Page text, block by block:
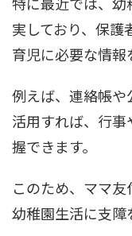
実しており、保護
育児に必要な情報
例えば、連絡帳や
活用すれば、行
握できます。
このため、ママ
幼稚園生活に支障